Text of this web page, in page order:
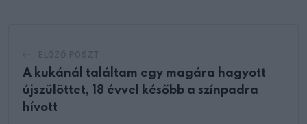
A kukánál találtam egy magára hagyott
újszülöttet, 18 évvel később a színpadra
hívott